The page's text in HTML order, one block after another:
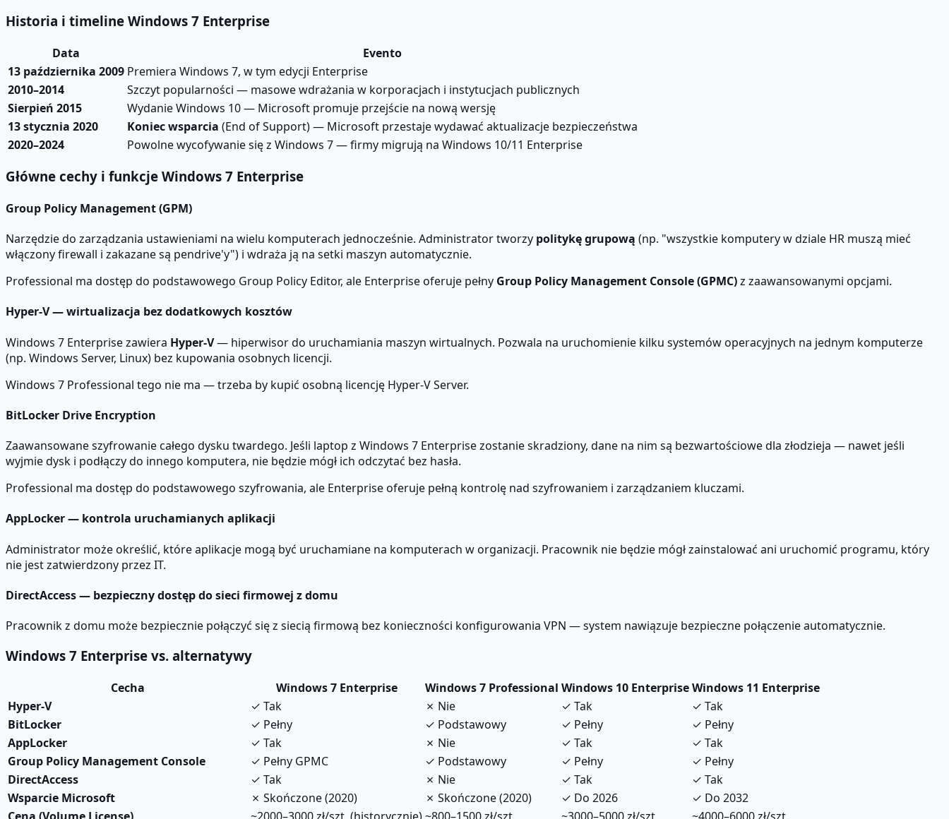
Historia i timeline Windows 7 Enterprise
Data
Evento
13 października 2009 Premiera Windows 7, w tym edycji Enterprise
2010–2014
Szczyt popularności — masowe wdrażania w korporacjach i instytucjach publicznych
Sierpień 2015
Wydanie Windows 10 — Microsoft promuje przejście na nową wersję
13 stycznia 2020
Koniec wsparcia (End of Support) — Microsoft przestaje wydawać aktualizacje bezpieczeństwa
2020–2024
Powolne wycofywanie się z Windows 7 — firmy migrują na Windows 10/11 Enterprise
Główne cechy i funkcje Windows 7 Enterprise
Group Policy Management (GPM)
Narzędzie do zarządzania ustawieniami na wielu komputerach jednocześnie. Administrator tworzy politykę grupową (np. "wszystkie komputery w dziale HR muszą mieć
włączony firewall i zakazane są pendrive'y") i wdraża ją na setki maszyn automatycznie.
Professional ma dostęp do podstawowego Group Policy Editor, ale Enterprise oferuje pełny Group Policy Management Console (GPMC)z zaawansowanymi opcjami.
Hyper-V — wirtualizacja bez dodatkowych kosztów
Windows 7 Enterprise zawiera Hyper-V— hiperwisor do uruchamiania maszyn wirtualnych. Pozwala na uruchomienie kilku systemów operacyjnych na jednym komputerze
(np. Windows Server, Linux) bez kupowania osobnych licencji.
Windows 7 Professional tego nie ma — trzeba by kupić osobną licencję Hyper-V Server.
BitLocker Drive Encryption
Zaawansowane szyfrowanie całego dysku twardego. Jeśli laptop z Windows 7 Enterprise zostanie skradziony, dane na nim są bezwartościowe dla złodzieja — nawet jeśli
wyjmie dysk i podłączy do innego komputera, nie będzie mógł ich odczytać bez hasła.
Professional ma dostęp do podstawowego szyfrowania, ale Enterprise oferuje pełną kontrolę nad szyfrowaniem i zarządzaniem kluczami.
AppLocker — kontrola uruchamianych aplikacji
Administrator może określić, które aplikacje mogą być uruchamiane na komputerach w organizacji. Pracownik nie będzie mógł zainstalować ani uruchomić programu, który
nie jest zatwierdzony przez IT.
DirectAccess — bezpieczny dostęp do sieci firmowej z domu
Pracownik z domu może bezpiecznie połączyć się z siecią firmową bez konieczności konfigurowania VPN — system nawiązuje bezpieczne połączenie automatycznie.
Windows 7 Enterprise vs. alternatywy
Cecha Windows 7 Enterprise Windows 7 Professional Windows 10 EnterpriseWindows 11 Enterprise
Hyper-V
✓ Tak ✗ Nie ✓ Tak
✓ Tak
BitLocker
✓ Pełny ✓ Podstawowy ✓ Pełny
✓ Pełny
AppLocker
✓ Tak ✗ Nie ✓ Tak
✓ Tak
Group Policy Management Console
✓ Pełny GPMC ✓ Podstawowy ✓ Pełny
✓ Pełny
DirectAccess
✓ Tak ✗ Nie ✓ Tak
✓ Tak
Wsparcie Microsoft
✗ Skończone (2020) ✗ Skończone (2020) ✓ Do 2026
✓ Do 2032
Cena (Volume License)
~2000–3000 zł/szt. (historycznie)~800–1500 zł/szt. ~3000–5000 zł/szt. ~4000–6000 zł/szt.